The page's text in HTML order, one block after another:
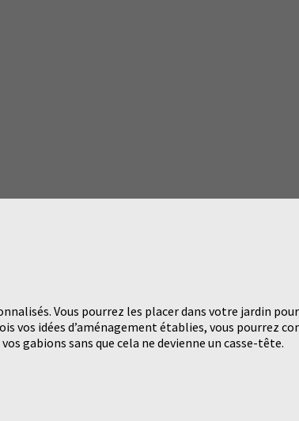
Vous pourrez les placer dans votre jardin
vos idées d’aménagement établies, vous pourrez
gabions sans que cela ne devienne un casse-tête.